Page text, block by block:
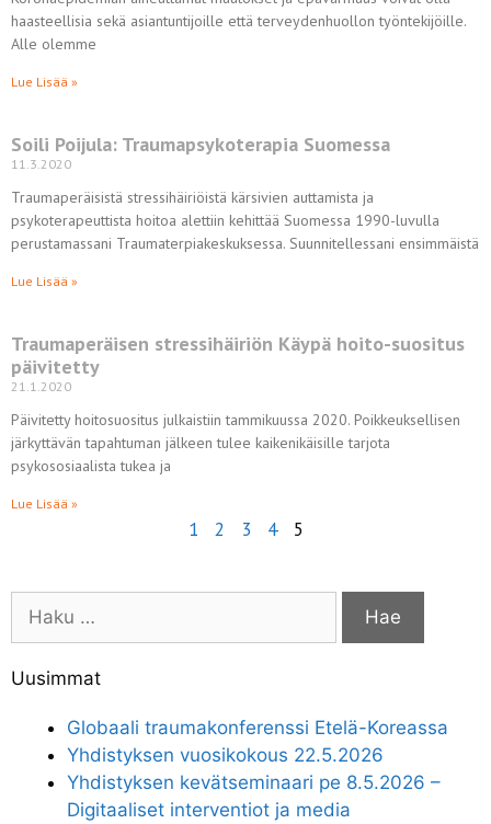
haasteellisia sekä asiantuntijoille että terveydenhuollon työntekijöille.
Alle olemme
Lue Lisää »
Soili Poijula: Traumapsykoterapia Suomessa
11.3.2020
Traumaperäisistä stressihäiriöistä kärsivien auttamista ja
psykoterapeuttista hoitoa alettiin kehittää Suomessa 1990-luvulla
perustamassani Traumaterpiakeskuksessa. Suunnitellessani ensimmäistä
Lue Lisää »
Traumaperäisen stressihäiriön Käypä hoito-suositus
päivitetty
21.1.2020
Päivitetty hoitosuositus julkaistiin tammikuussa 2020. Poikkeuksellisen
järkyttävän tapahtuman jälkeen tulee kaikenikäisille tarjota
psykososiaalista tukea ja
Lue Lisää »
1 2 3 4 5
Uusimmat
Globaali traumakonferenssi Etelä-Koreassa
Yhdistyksen vuosikokous 22.5.2026
Yhdistyksen kevätseminaari pe 8.5.2026 –
Digitaaliset interventiot ja media